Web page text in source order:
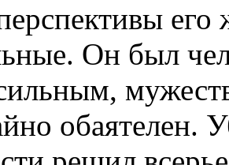
его
Он был
обаятелен.